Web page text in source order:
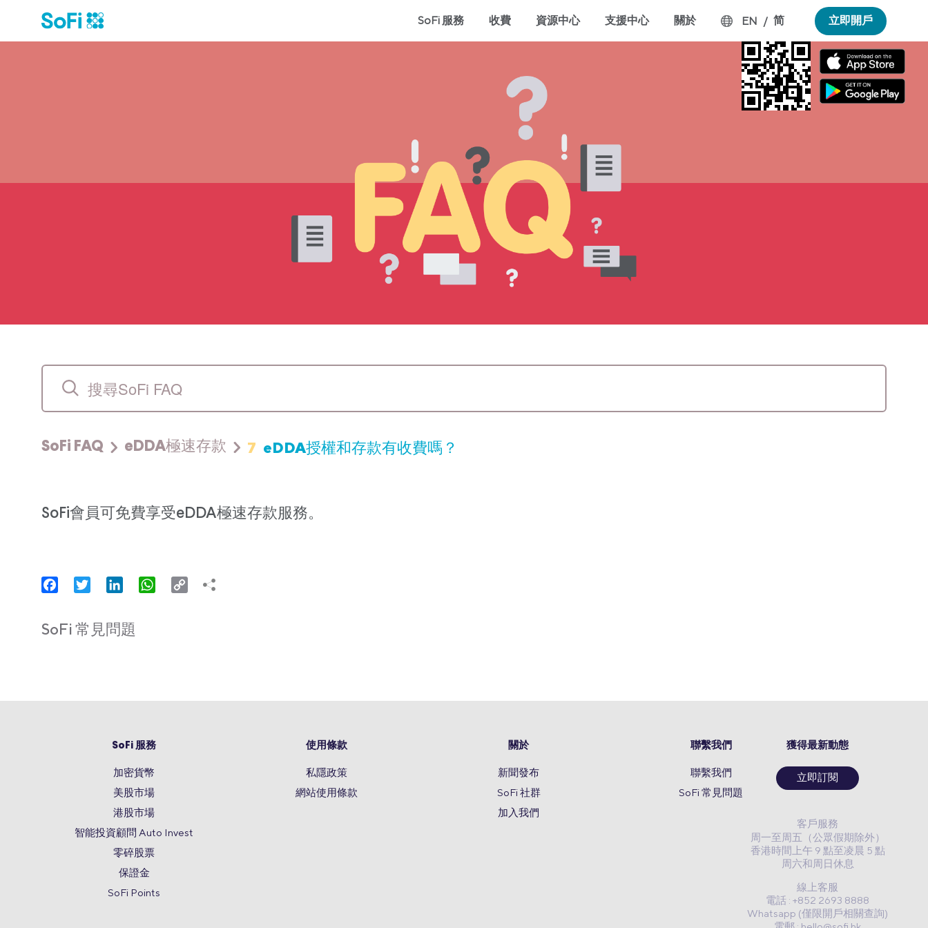
SoFi 服務 收費 資源中心 支援中心 關於 EN / 简 立即開戶
SoFi FAQ eDDA極速存款 7 eDDA授權和存款有收費嗎？
SoFi會員可免費享受eDDA極速存款服務。
FacebookTwitter LinkedInWhatsApp
Copy
SoFi 常見問題
SoFi 服務
加密貨幣
美股市場
港股市場
智能投資顧問 Auto Invest
零碎股票
保證金
SoFi Points
使用條款
私隱政策
網站使用條款
關於
新聞發布
SoFi 社群
加入我們
聯繫我們
聯繫我們
SoFi 常見問題
獲得最新動態
立即訂閱
客戶服務
周一至周五（公眾假期除外）
香港時間上午 9 點至凌晨 5 點
周六和周日休息
線上客服
電話 : +852 2693 8888
Whatsapp (僅限開戶相關查詢)